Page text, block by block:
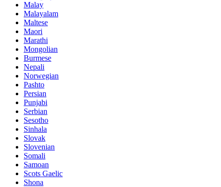
Malay
Malayalam
Maltese
Maori
Marathi
Mongolian
Burmese
Nepali
Norwegian
Pashto
Persian
Punjabi
Serbian
Sesotho
Sinhala
Slovak
Slovenian
Somali
Samoan
Scots Gaelic
Shona